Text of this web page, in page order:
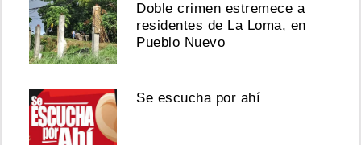
Doble crimen estremece a
residentes de La Loma, en
Pueblo Nuevo
Se escucha por ahí